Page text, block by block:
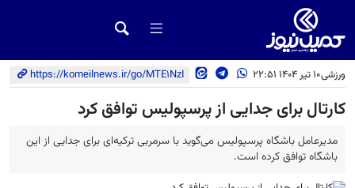
ورزشی10 تیر 1404 22:51 https://komeilnews.ir/go/MTE1NzI
کارتال برای جدایی از پرسپولیس توافق کرد
مدیرعامل باشگاه پرسپولیس می‌گوید با سرمربی ترکیه‌ای برای جدایی از این
باشگاه توافق کرده است.